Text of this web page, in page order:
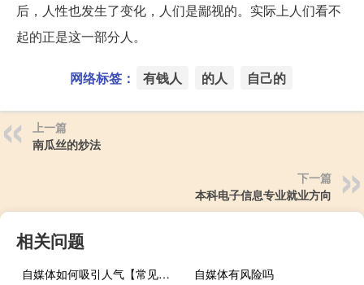
后，人性也发生了变化，人们是鄙视的。实际上人们看不
起的正是这一部分人。
网络标签： 有钱人 的人 自己的
上一篇
南瓜丝的炒法
下一篇
本科电子信息专业就业方向
相关问题
自媒体如何吸引人气【常见的策略和方法提高吸引力】
自媒体有风险吗